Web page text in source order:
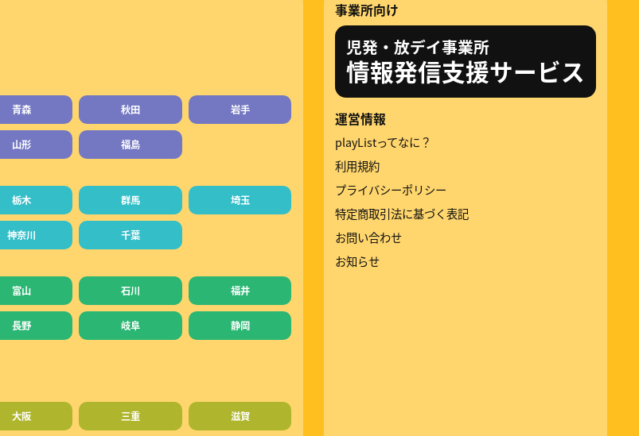
青森 秋田 岩手
山形 福島
栃木 群馬 埼玉
神奈川 千葉
富山 石川 福井
長野 岐阜 静岡
大阪 三重 滋賀
事業所向け
児発・放デイ事業所
情報発信支援サービス
運営情報
playListってなに？
利用規約
プライバシーポリシー
特定商取引法に基づく表記
お問い合わせ
お知らせ